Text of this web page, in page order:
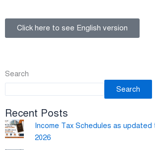
Click here to see English version
Search
Search
Recent Posts
Income Tax Schedules as updated
2026